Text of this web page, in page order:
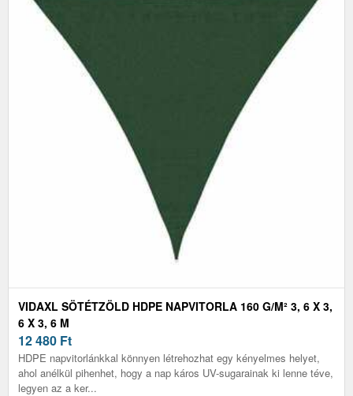
VIDAXL SÖTÉTZÖLD HDPE NAPVITORLA 160 G/M² 3, 6 X 3,
6 X 3, 6 M
12 480 Ft
HDPE napvitorlánkkal könnyen létrehozhat egy kényelmes helyet,
ahol anélkül pihenhet, hogy a nap káros UV-sugarainak ki lenne téve,
legyen az a ker...